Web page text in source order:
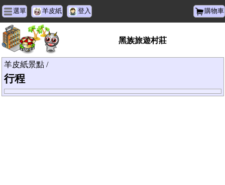
選單 羊皮紙 登入 購物車
黑族旅遊村莊
羊皮紙景點 /
行程